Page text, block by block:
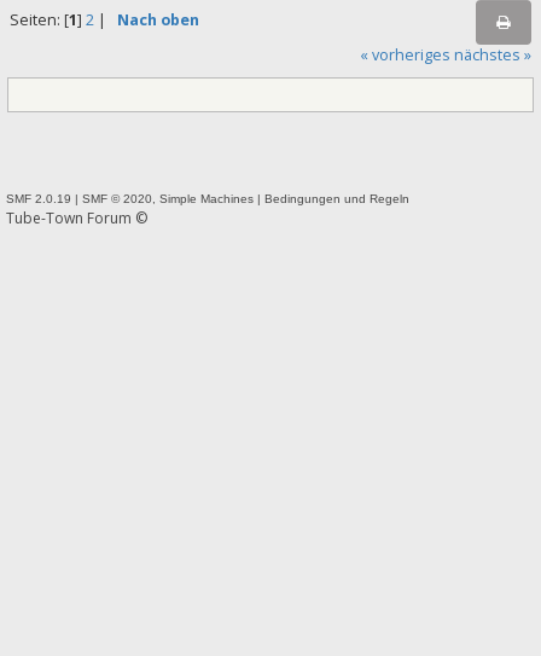
Seiten: [1] 2| Nach oben
« vorheriges nächstes »
SMF 2.0.19 | SMF © 2020, Simple Machines | Bedingungen und Regeln
Tube-Town Forum ©